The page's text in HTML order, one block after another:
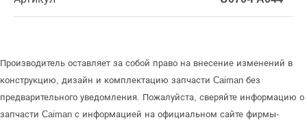
Производитель оставляет за собой право на внесение изменений в
конструкцию, дизайн и комплектацию запчасти Caiman без
предварительного уведомления. Пожалуйста, сверяйте информацию о
запчасти Caiman с информацией на официальном сайте фирмы-